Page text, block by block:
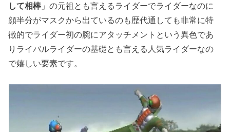
して相棒 」の元祖とも言えるライダーでライダーなのに
顔半分がマスクから出ているのも歴代通しても非常に特
徴的でライダー初の腕にアタッチメントという異色であ
りライバルライダーの基礎とも言える人気ライダーなの
で嬉しい要素です。